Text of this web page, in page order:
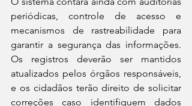
periódicas, controle de acesso e
mecanismos de rastreabilidade para
garantir a segurança das informações.
Os registros deverão ser mantidos
atualizados pelos órgãos responsáveis,
e os cidadãos terão direito de solicitar
correções caso identifiquem dados